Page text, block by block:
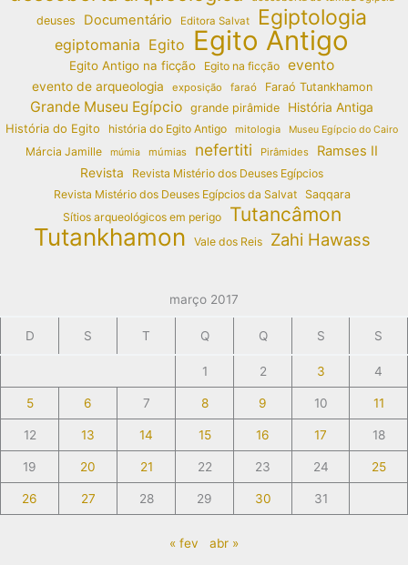
deuses Documentário Editora Salvat Egiptologia
egiptomania Egito Egito Antigo
Egito Antigo na ficção Egito na ficção evento
evento de arqueologia exposição faraó Faraó Tutankhamon
Grande Museu Egípcio grande pirâmide
História Antiga
História do Egito
história do Egito Antigo mitologia Museu Egípcio do Cairo
Márcia Jamille múmia múmias nefertiti Pirâmides Ramses II
Revista
Revista Mistério dos Deuses Egípcios
Revista Mistério dos Deuses Egípcios da Salvat
Saqqara
Sítios arqueológicos em perigo
Tutancâmon
Tutankhamon Vale dos Reis Zahi Hawass
março 2017
D S T Q Q S S
1 2 3 4
5 6 7 8 9 10 11
12 13 14 15 16 17 18
19 20 21 22 23 24 25
26 27 28 29 30 31
« fev abr »